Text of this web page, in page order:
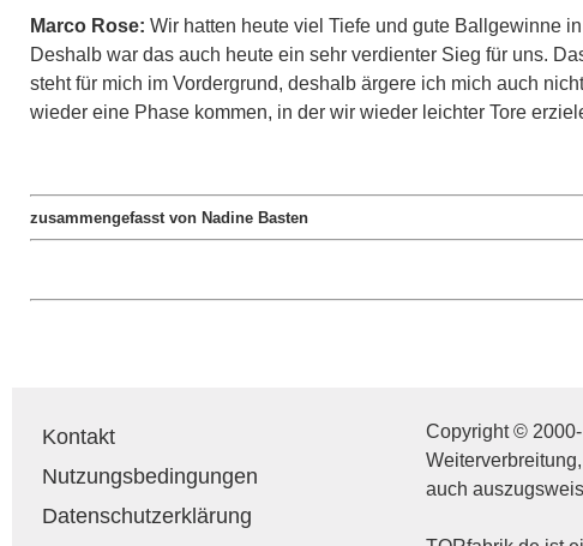
Marco Rose: Wir hatten heute viel Tiefe und gute Ballgewinne
Deshalb war das auch heute ein sehr verdienter Sieg für uns.
steht für mich im Vordergrund, deshalb ärgere ich mich auch
wieder eine Phase kommen, in der wir wieder leichter Tore
zusammengefasst von Nadine Basten
Kontakt
Nutzungsbedingungen
Datenschutzerklärung
Copyright ©
Weiterverbreitung,
auch